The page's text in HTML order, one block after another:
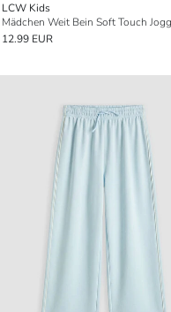
LCW Kids
12.99 EUR